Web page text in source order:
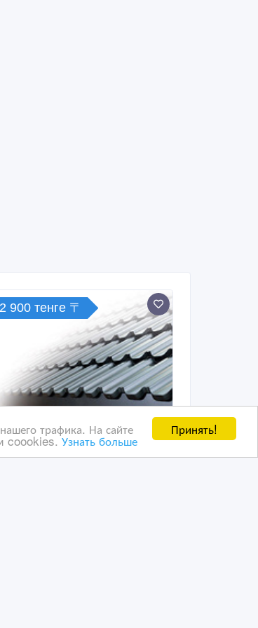
Принять!
трафика. На сайте
coookies.Узнать больше
2 900 тенге 〒